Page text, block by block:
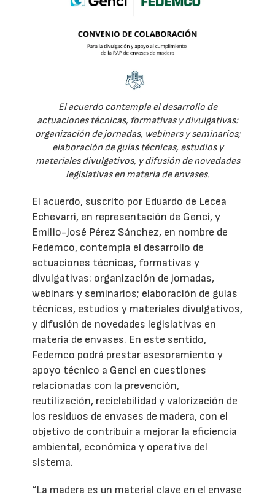
El acuerdo contempla el desarrollo de
actuaciones técnicas, formativas y divulgativas:
organización de jornadas, webinars y seminarios;
elaboración de guías técnicas, estudios y
materiales divulgativos, y difusión de novedades
legislativas en materia de envases.
El acuerdo, suscrito por Eduardo de Lecea
Echevarri, en representación de Genci, y
Emilio-José Pérez Sánchez, en nombre de
Fedemco, contempla el desarrollo de
actuaciones técnicas, formativas y
divulgativas: organización de jornadas,
webinars y seminarios; elaboración de guías
técnicas, estudios y materiales divulgativos,
y difusión de novedades legislativas en
materia de envases. En este sentido,
Fedemco podrá prestar asesoramiento y
apoyo técnico a Genci en cuestiones
relacionadas con la prevención,
reutilización, reciclabilidad y valorización de
los residuos de envases de madera, con el
objetivo de contribuir a mejorar la eficiencia
ambiental, económica y operativa del
sistema.
“La madera es un material clave en el envase